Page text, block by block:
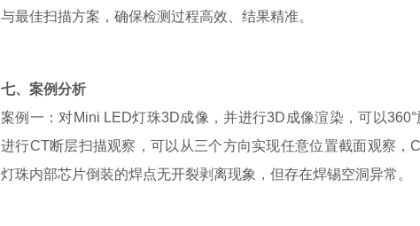
与最佳扫描方案，确保检测过程高效、结果精准。
七、案例分析
案例一：对Mini LED灯珠3D成像，并进行3D成像渲染，可以
进行CT断层扫描观察，可以从三个方向实现任意位置截面观察，
灯珠内部芯片倒装的焊点无开裂剥离现象，但存在焊锡空洞异常。